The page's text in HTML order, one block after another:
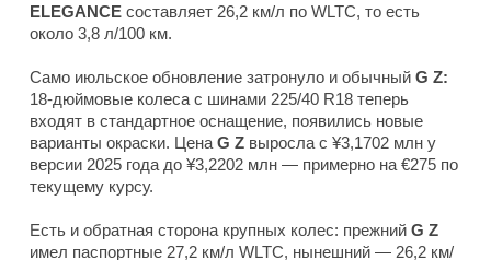
ELEGANCE составляет 26,2 км/л по WLTC, то есть
около 3,8 л/100 км.
Само июльское обновление затронуло и обычный G Z:
18-дюймовые колеса с шинами 225/40 R18 теперь
входят в стандартное оснащение, появились новые
варианты окраски. Цена G Z выросла с ¥3,1702 млн у
версии 2025 года до ¥3,2202 млн — примерно на €275 по
текущему курсу.
Есть и обратная сторона крупных колес: прежний G Z
имел паспортные 27,2 км/л WLTC, нынешний — 26,2 км/